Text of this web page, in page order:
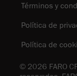
© 2026 FARO
Términos y
Política de
Política de